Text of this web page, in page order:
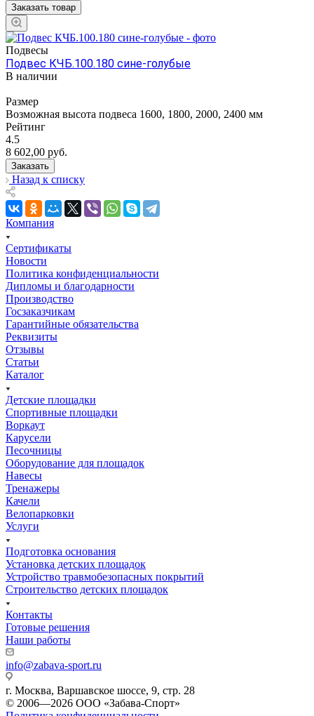
Заказать товар
Подвесы
Подвес КЧБ.100.180 сине-голубые
В наличии
Размер
Возможная высота подвеса 1600, 1800, 2000, 2400 мм
Рейтинг
4.5
8 602,00 руб.
Заказать
Назад к списку
Компания
Сертификаты
Новости
Политика конфиденциальности
Дипломы и благодарности
Производство
Госзаказчикам
Гарантийные обязательства
Реквизиты
Отзывы
Статьи
Каталог
Детские площадки
Спортивные площадки
Воркаут
Карусели
Песочницы
Оборудование для площадок
Навесы
Тренажеры
Качели
Велопарковки
Услуги
Подготовка основания
Установка детских площадок
Устройство травмобезопасных покрытий
Строительство детских площадок
Контакты
Готовые решения
Наши работы
info@zabava-sport.ru
г. Москва, Варшавское шоссе, 9, стр. 28
© 2006—2026 ООО «Забава-Спорт»